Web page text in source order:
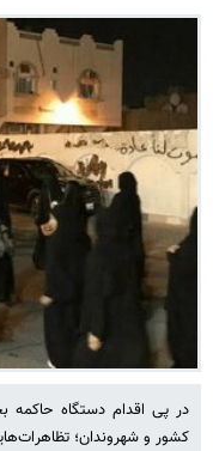
در پی اقدام دستگاه حاکمه
کشور و شهروندان؛